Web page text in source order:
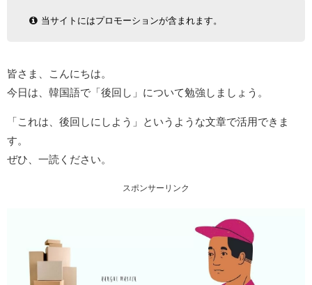
当サイトにはプロモーションが含まれます。
皆さま、こんにちは。
今日は、韓国語で「後回し」について勉強しましょう。
「これは、後回しにしよう」というような文章で活用できま
す。
ぜひ、一読ください。
スポンサーリンク